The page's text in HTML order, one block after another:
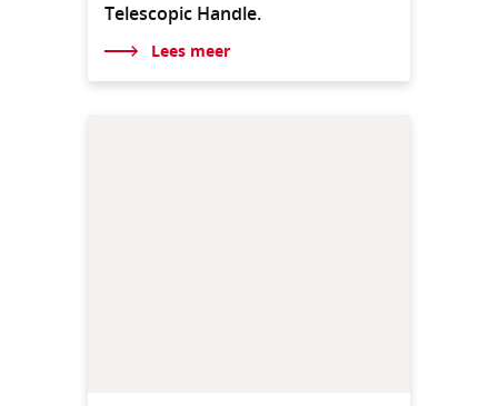
Telescopic Handle.
Lees meer